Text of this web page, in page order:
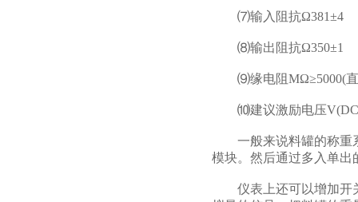
⑺输入阻抗Ω381±4
⑻输出阻抗Ω350±1
⑼缘电阻MΩ≥5000(直
⑽建议激励电压V(DC/
一般来说料罐的称重系
模块。然后通过多入单出
仪表上还可以增加开关